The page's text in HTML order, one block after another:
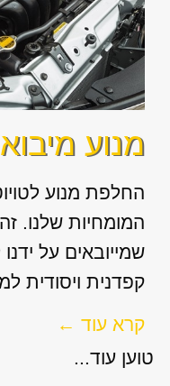
מנוע
החלפת מנוע
המומחיות שלנו.
שמייובאים על
קפדנית ויסודית
קרא עוד ←
טוען עוד...